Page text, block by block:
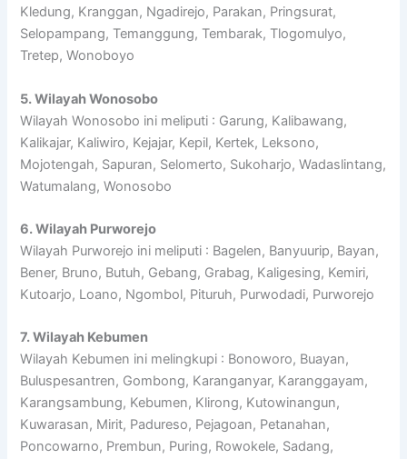
Kledung, Kranggan, Ngadirejo, Parakan, Pringsurat,
Selopampang, Temanggung, Tembarak, Tlogomulyo,
Tretep, Wonoboyo
5. Wilayah Wonosobo
Wilayah Wonosobo ini meliputi : Garung, Kalibawang,
Kalikajar, Kaliwiro, Kejajar, Kepil, Kertek, Leksono,
Mojotengah, Sapuran, Selomerto, Sukoharjo, Wadaslintang,
Watumalang, Wonosobo
6. Wilayah Purworejo
Wilayah Purworejo ini meliputi : Bagelen, Banyuurip, Bayan,
Bener, Bruno, Butuh, Gebang, Grabag, Kaligesing, Kemiri,
Kutoarjo, Loano, Ngombol, Pituruh, Purwodadi, Purworejo
7. Wilayah Kebumen
Wilayah Kebumen ini melingkupi : Bonoworo, Buayan,
Buluspesantren, Gombong, Karanganyar, Karanggayam,
Karangsambung, Kebumen, Klirong, Kutowinangun,
Kuwarasan, Mirit, Padureso, Pejagoan, Petanahan,
Poncowarno, Prembun, Puring, Rowokele, Sadang,